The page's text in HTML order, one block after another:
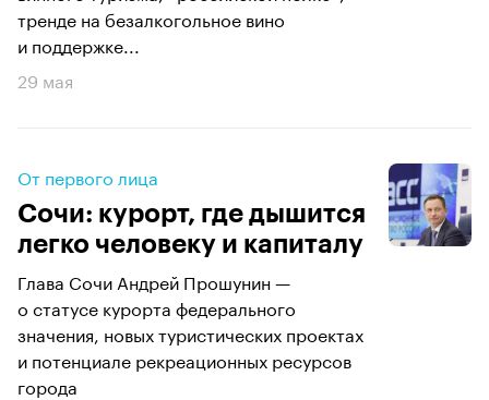
тренде на безалкогольное вино
и поддержке...
29 мая
От первого лица
Сочи: курорт, где дышится
легко человеку и капиталу
Глава Сочи Андрей Прошунин —
о статусе курорта федерального
значения, новых туристических проектах
и потенциале рекреационных ресурсов
города